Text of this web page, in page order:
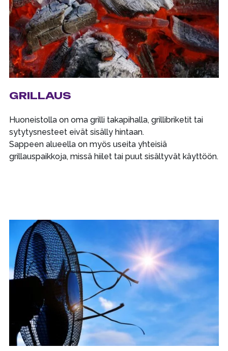
GRILLAUS
Huoneistolla on oma grilli takapihalla, grillibriketit tai
sytytysnesteet eivät sisälly hintaan.
Sappeen alueella on myös useita yhteisiä
grillauspaikkoja, missä hiilet tai puut sisältyvät käyttöön.